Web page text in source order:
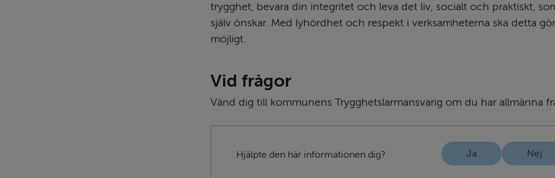
trygghet, bevara din integritet och leva det liv, socialt och praktiskt,
själv önskar. Med lyhördhet och respekt i verksamheterna ska detta
möjligt.
Vid frågor
Vänd dig till kommunens Trygghetslarmansvarig om du har allmänna
Hjälpte den här informationen dig? Ja Nej